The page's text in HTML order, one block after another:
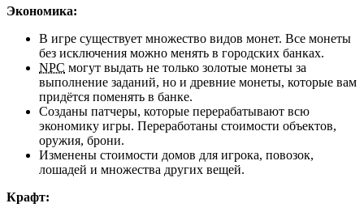
Экономика:
В игре существует множество видов монет. Все монеты
без исключения можно менять в городских банках.
NPC могут выдать не только золотые монеты за
выполнение заданий, но и древние монеты, которые вам
придётся поменять в банке.
Созданы патчеры, которые перерабатывают всю
экономику игры. Переработаны стоимости объектов,
оружия, брони.
Изменены стоимости домов для игрока, повозок,
лошадей и множества других вещей.
Крафт: